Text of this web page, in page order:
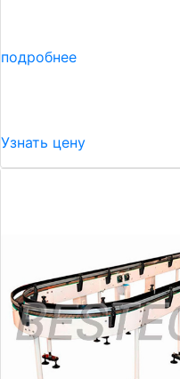
подробнее
Узнать цену